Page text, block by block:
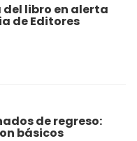
libro en alerta
de Editores
de regreso:
básicos